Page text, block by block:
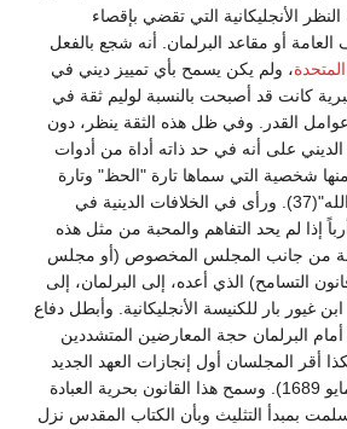
الأنجليكانية التي تقضي بإقصاء
العامة أو مقاعد البرلمان. أنه شجع بالفعل
، ولم يكن يسمح بأي تمييز ديني في
كانت قد أصبحت بالنسبة لوليم ثقة في
القدر. وفي ظل هذه الثقة ينظر، دون
على أنه في حد ذاته أداة من أدوات
شخصية التي سماها تارة "الحظ" وتارة
"العناية الإلهية" وأخرى "الله"(37). ورأى في الخلافات الدينية في
إذا لم يحد التفاهم والمحبة من مثل هذه
من جانب المجلس المخصوص (أو مجلس
التسامح) الذي أعده، إلى البرلمان، إلى
غيور بار للكنيسة الأنجليكانية. وأبطل دفاع
أمام البرلمان حجة المعارضين المتشددين
أقر المجلسان أول إنجازات العهد الجديد
دون معارضة تذكر (24 مايو 1689). وسمح هذا القانون بحرية العبادة
بمبدأ التثليث وبأن الكتاب المقدس نزل